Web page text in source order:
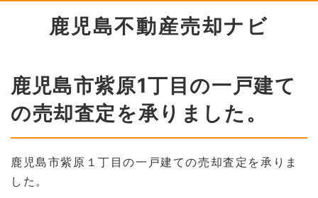
鹿児島不動産売却ナビ
鹿児島市紫原1丁目の一戸建て
の売却査定を承りました。
鹿児島市紫原１丁目の一戸建ての売却査定を承りま
した。